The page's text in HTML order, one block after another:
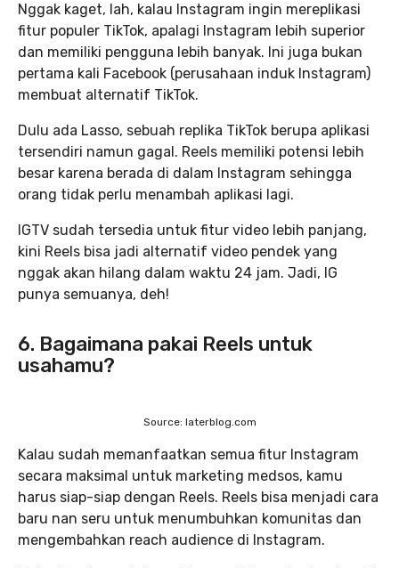
Nggak kaget, lah, kalau Instagram ingin mereplikasi
fitur populer TikTok, apalagi Instagram lebih superior
dan memiliki pengguna lebih banyak. Ini juga bukan
pertama kali Facebook (perusahaan induk Instagram)
membuat alternatif TikTok.
Dulu ada Lasso, sebuah replika TikTok berupa aplikasi
tersendiri namun gagal. Reels memiliki potensi lebih
besar karena berada di dalam Instagram sehingga
orang tidak perlu menambah aplikasi lagi.
IGTV sudah tersedia untuk fitur video lebih panjang,
kini Reels bisa jadi alternatif video pendek yang
nggak akan hilang dalam waktu 24 jam. Jadi, IG
punya semuanya, deh!
6. Bagaimana pakai Reels untuk
usahamu?
Source: laterblog.com
Kalau sudah memanfaatkan semua fitur Instagram
secara maksimal untuk marketing medsos, kamu
harus siap-siap dengan Reels. Reels bisa menjadi cara
baru nan seru untuk menumbuhkan komunitas dan
mengembahkan reach audience di Instagram.